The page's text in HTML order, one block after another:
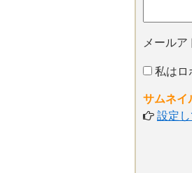
メールア
私はロ
サムネイ
設定